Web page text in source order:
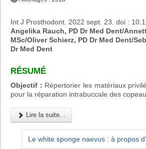
Int J Prosthodont. 2022 sept. 23. doi :
Angelika Rauch, PD Dr Med Dent/
MSc/Oliver Schierz, PD Dr Med Dent/
Dr Med Dent
RÉSUMÉ
Objectif : Répertorier les matériaux
pour la réparation intrabuccale des
Lire la suite...
Le white sponge naevus : à propos